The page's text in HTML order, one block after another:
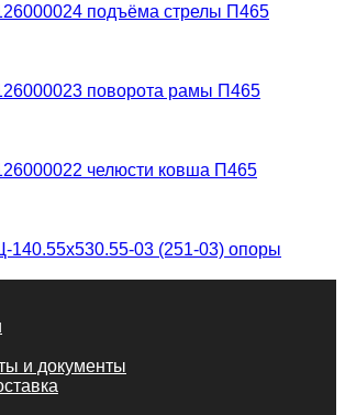
подъёма стрелы П465
поворота рамы П465
челюсти ковша П465
140.55х530.55-03 (251-03) опоры
и документы